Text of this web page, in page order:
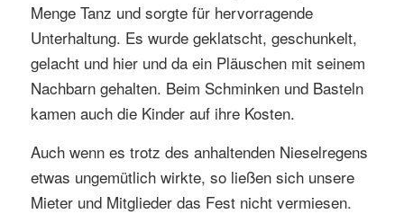
Menge Tanz und sorgte für hervorragende
Unterhaltung. Es wurde geklatscht, geschunkelt,
gelacht und hier und da ein Pläuschen mit seinem
Nachbarn gehalten. Beim Schminken und Basteln
kamen auch die Kinder auf ihre Kosten.
Auch wenn es trotz des anhaltenden Nieselregens
etwas ungemütlich wirkte, so ließen sich unsere
Mieter und Mitglieder das Fest nicht vermiesen.